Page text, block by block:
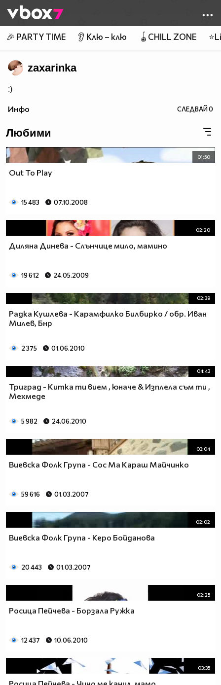
👾
🎉 PARTY TIME 👂 Клю – клю 🪀CHILL ZONE
zaxarinka
:)
Инфо СЛЕДВАЙ0
Любими
01:50
Out To Play
15 483 07.10.2008
02:20
Диляна Динева - Слънчице мило, мамино
19 612 24.05.2009
02:39
Радка Кушлева - Карамфилко Билбирко / обр. Иван
Милев, Бнр
2 375 01.06.2010
04:43
Триград - Китка ти вием , юначе & Изплела съм ти ,
Мехмеде
5 982 24.06.2010
03:04
Виевска Фолк Група - Сос Ма Караш Майчинко
59 616 01.03.2007
02:02
Виевска Фолк Група - Керо Бойданова
20 443 01.03.2007
02:25
Росица Пейчева - Борзала Ружка
12 437 10.06.2010
03:35